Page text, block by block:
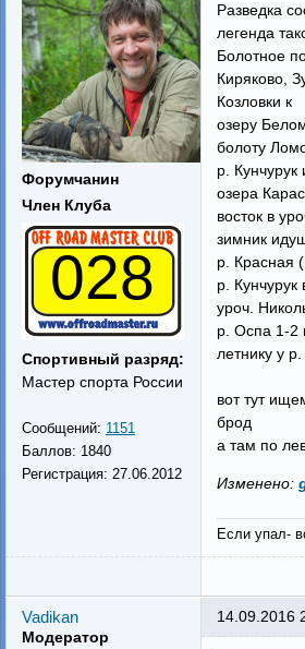
Форумчанин
Член Клуба
028
Спортивный разряд:
Мастер спорта России
Сообщений: 1151
Баллов: 1840
Регистрация: 27.06.2012
Разведка
легенда
Болотное
Киряково,
Козловки к
озеру
болоту
р. Кунчурук
озера
восток в
зимник
р. Красная
р. Кунчурук
уроч.
р. Оспа 1-2
летнику у р.
вот тут
брод
а там по
Изменено:
Если упал-
Vadikan
Модератор
14.09.2016